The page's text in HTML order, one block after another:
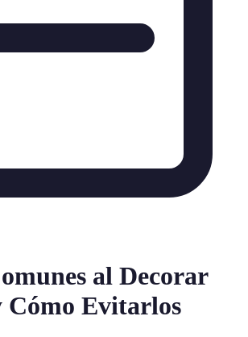
al Decorar
Cómo Evitarlos